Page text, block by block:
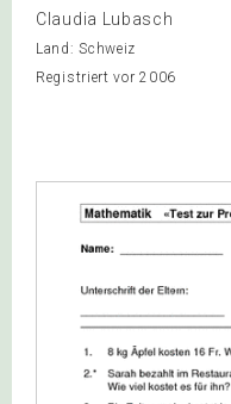
Claudia Lubasch
Land: Schweiz
Registriert vor 2006